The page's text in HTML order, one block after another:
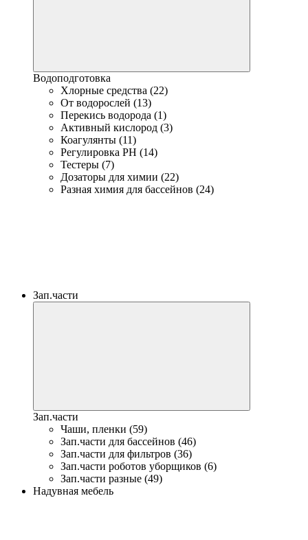
Водоподготовка
Хлорные средства (22)
От водорослей (13)
Перекись водорода (1)
Активный кислород (3)
Коагулянты (11)
Регулировка PH (14)
Тестеры (7)
Дозаторы для химии (22)
Разная химия для бассейнов (24)
Зап.части
Зап.части
Чаши, пленки (59)
Зап.части для бассейнов (46)
Зап.части для фильтров (36)
Зап.части роботов уборщиков (6)
Зап.части разные (49)
Надувная мебель